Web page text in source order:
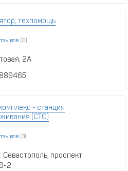
техпомощь
(0)
2А
- станция
(СТО)
(3)
Севастополь, проспект
2